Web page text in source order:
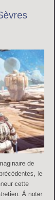
de
le
cette
À noter